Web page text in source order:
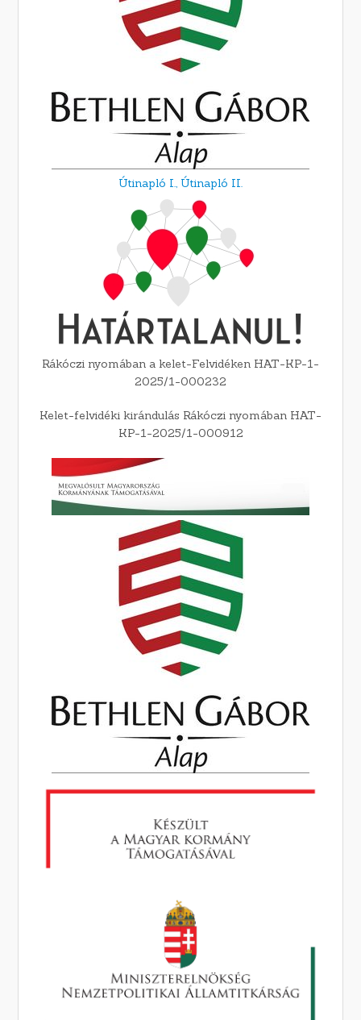
Útinapló I., Útinapló II.
Rákóczi nyomában a kelet-Felvidéken HAT-KP-1-
2025/1-000232
Kelet-felvidéki kirándulás Rákóczi nyomában HAT-
KP-1-2025/1-000912